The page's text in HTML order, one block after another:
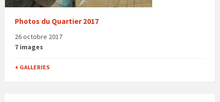
Photos du Quartier 2017
26 octobre 2017
7 images
+ GALLERIES